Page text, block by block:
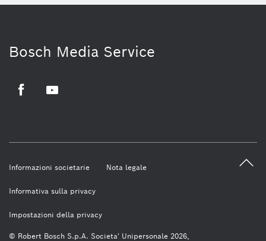
Bosch Media Service
© Robert Bosch S.p.A. Societa' Unipersonale 2026,
Informazioni societarie Nota legale
Informativa sulla privacy
Impostazioni della privacy